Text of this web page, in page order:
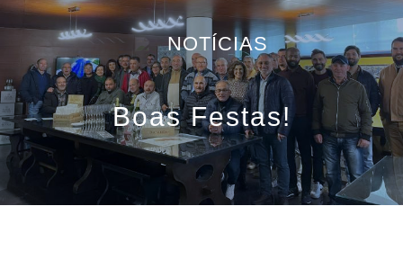
NOTÍCIAS
Boas Festas!